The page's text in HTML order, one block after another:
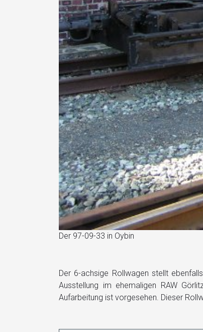
Der 97-09-33 in Oybin
Der 6-achsige Rollwagen stellt
Ausstellung im ehemaligen RAW
Aufarbeitung ist vorgesehen. Dieser